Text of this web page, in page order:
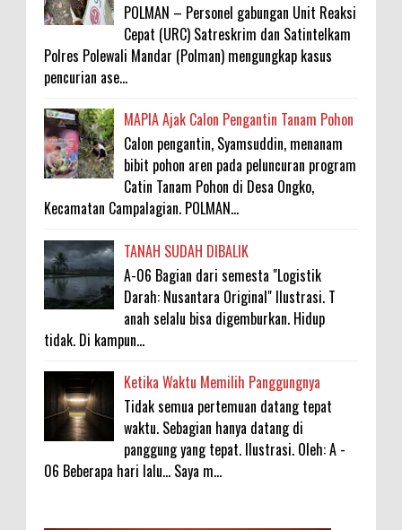
POLMAN – Personel gabungan Unit Reaksi
Cepat (URC) Satreskrim dan Satintelkam
Polres Polewali Mandar (Polman) mengungkap kasus
pencurian ase...
MAPIA Ajak Calon Pengantin Tanam Pohon
Calon pengantin, Syamsuddin, menanam
bibit pohon aren pada peluncuran program
Catin Tanam Pohon di Desa Ongko,
Kecamatan Campalagian. POLMAN...
TANAH SUDAH DIBALIK
A-06 Bagian dari semesta "Logistik
Darah: Nusantara Original" Ilustrasi. T
anah selalu bisa digemburkan. Hidup
tidak. Di kampun...
Ketika Waktu Memilih Panggungnya
Tidak semua pertemuan datang tepat
waktu. Sebagian hanya datang di
panggung yang tepat. Ilustrasi. Oleh: A -
06 Beberapa hari lalu... Saya m...